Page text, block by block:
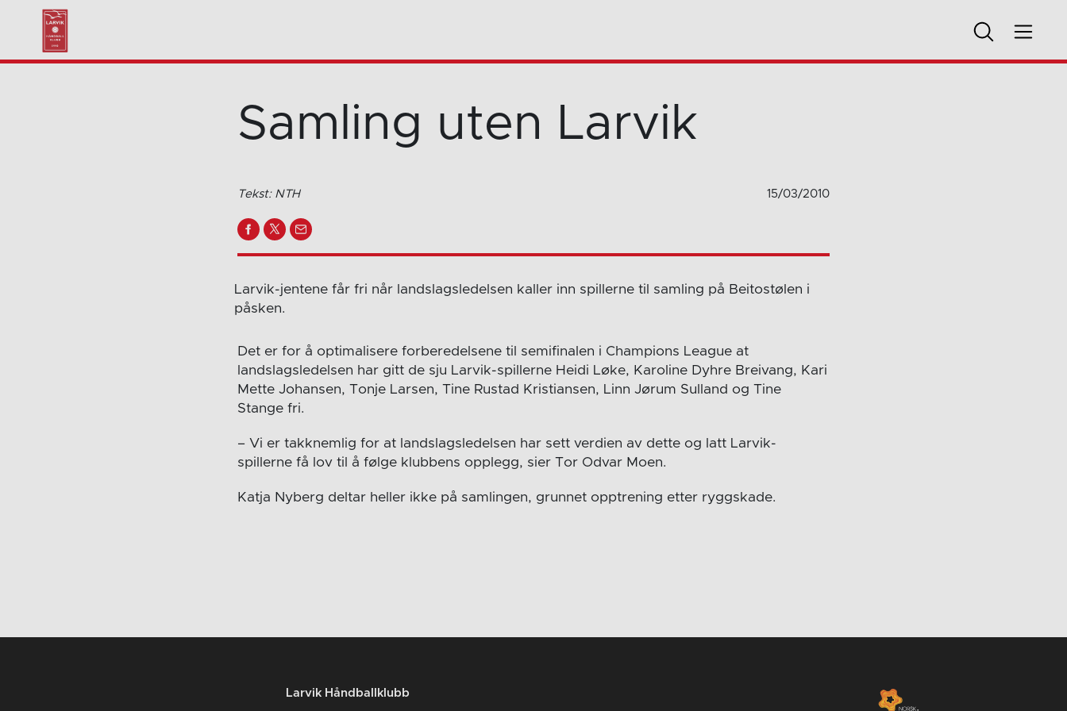
Samling uten Larvik
Tekst: NTH 15/03/2010
Larvik-jentene får fri når landslagsledelsen kaller inn spillerne til samling på Beitostølen i
påsken.
Det er for å optimalisere forberedelsene til semifinalen i Champions League at
landslagsledelsen har gitt de sju Larvik-spillerne Heidi Løke, Karoline Dyhre Breivang, Kari
Mette Johansen, Tonje Larsen, Tine Rustad Kristiansen, Linn Jørum Sulland og Tine
Stange fri.
– Vi er takknemlig for at landslagsledelsen har sett verdien av dette og latt Larvik-
spillerne få lov til å følge klubbens opplegg, sier Tor Odvar Moen.
Katja Nyberg deltar heller ikke på samlingen, grunnet opptrening etter ryggskade.
Larvik Håndballklubb